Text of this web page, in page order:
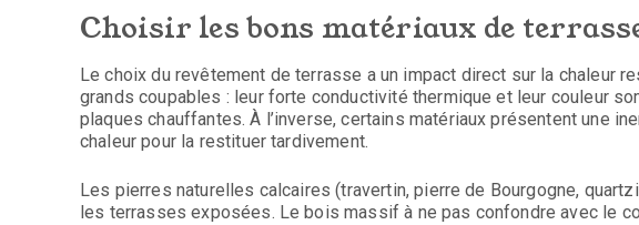
Choisir les bons matériaux de
Le choix du revêtement de terrasse a un impact direct sur la chaleur
grands coupables : leur forte conductivité thermique et leur couleur
plaques chauffantes. À l’inverse, certains matériaux présentent une
chaleur pour la restituer tardivement.
Les pierres naturelles calcaires (travertin, pierre de Bourgogne,
les terrasses exposées. Le bois massif à ne pas confondre avec le